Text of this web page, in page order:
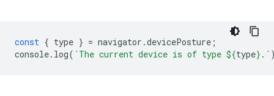
const { type } = navigator .devicePosture ;
console. log( `The current device is of type ${type} .`